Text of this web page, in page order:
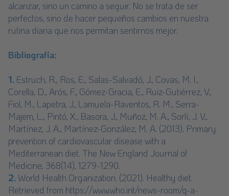
alcanzar, sino un camino a seguir. No se trata de ser
perfectos, sino de hacer pequeños cambios en nuestra
rutina diaria que nos permitan sentirnos mejor.
Bibliografía:
1. Estruch, R., Ros, E., Salas-Salvadó, J., Covas, M. I.,
Corella, D., Arós, F., Gómez-Gracia, E., Ruiz-Gutiérrez, V.,
Fiol, M., Lapetra, J., Lamuela-Raventos, R. M., Serra-
Majem, L., Pintó, X., Basora, J., Muñoz, M. A., Sorlí, J. V.,
Martínez, J. A., Martínez-González, M. A. (2013). Primary
prevention of cardiovascular disease with a
Mediterranean diet. The New England Journal of
Medicine, 368(14), 1279-1290.
2. World Health Organization. (2021). Healthy diet.
Retrieved from https://www.who.int/news-room/q-a-